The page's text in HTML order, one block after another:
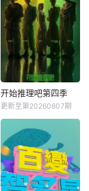
开始推理吧第四季
更新至第20260807期